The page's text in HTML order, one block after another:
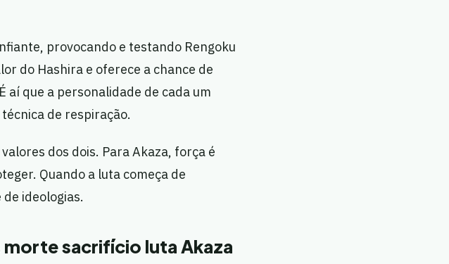
provocando e testando Rengoku
do Hashira e oferece a chance de
aí que a personalidade de cada um
de respiração.
dos dois. Para Akaza, força é
Quando a luta começa de
ideologias.
morte sacrifício luta Akaza